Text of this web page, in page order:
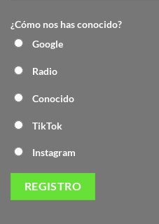
¿Cómo nos has conocido?
Google
Radio
Conocido
TikTok
Instagram